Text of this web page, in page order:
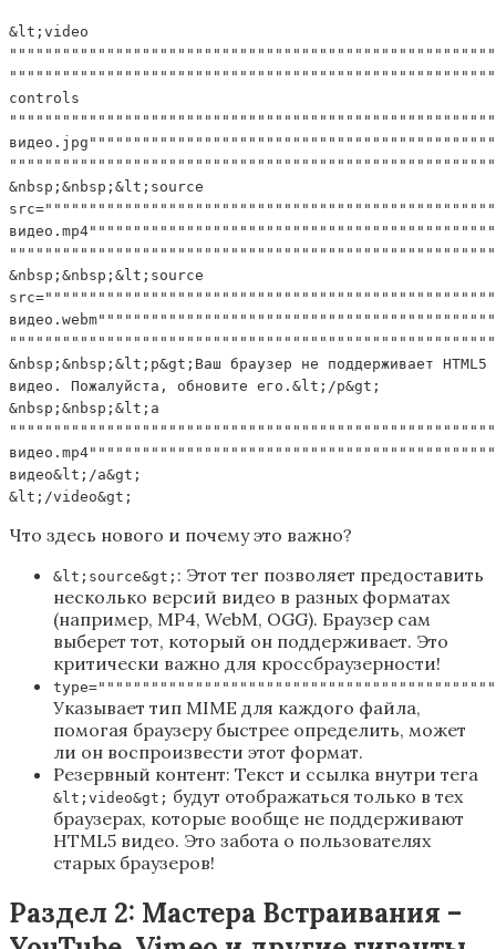
&lt;video
controls
&nbsp;&nbsp;&lt;source
&nbsp;&nbsp;&lt;source
&nbsp;&nbsp;&lt;p&gt;Ваш браузер не поддерживает HTML5
видео. Пожалуйста, обновите его.&lt;/p&gt;
&nbsp;&nbsp;&lt;a
видео&lt;/a&gt;
&lt;/video&gt;
Что здесь нового и почему это важно?
&lt;source&gt; : Этот тег позволяет предоставить
несколько версий видео в разных форматах
(например, MP4, WebM, OGG). Браузер сам
выберет тот, который он поддерживает. Это
критически важно для кроссбраузерности!
Указывает тип MIME для каждого файла,
помогая браузеру быстрее определить, может
ли он воспроизвести этот формат.
Резервный контент: Текст и ссылка внутри тега
&lt;video&gt; будут отображаться только в тех
браузерах, которые вообще не поддерживают
HTML5 видео. Это забота о пользователях
старых браузеров!
Раздел 2: Мастера Встраивания –